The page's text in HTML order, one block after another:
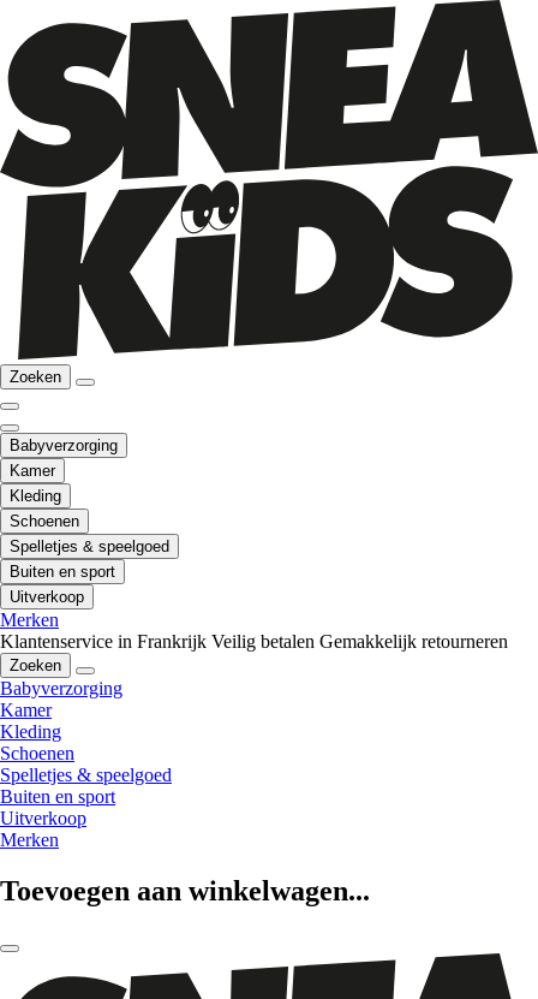
Zoeken
Babyverzorging
Kamer
Kleding
Schoenen
Spelletjes & speelgoed
Buiten en sport
Uitverkoop
Merken
Klantenservice in Frankrijk Veilig betalen Gemakkelijk retourneren
Zoeken
Babyverzorging
Kamer
Kleding
Schoenen
Spelletjes & speelgoed
Buiten en sport
Uitverkoop
Merken
Toevoegen aan winkelwagen...